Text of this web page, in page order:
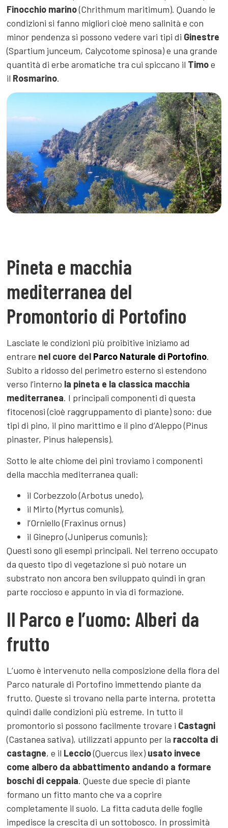
Finocchio marino(Chrithmum maritimum). Quando le
condizioni si fanno migliori cioè meno salinità e con
minor pendenza si possono vedere vari tipi di Ginestre
(Spartium junceum, Calycotome spinosa) e una grande
quantità di erbe aromatiche tra cui spiccano il Timoe
il Rosmarino.
Pineta e macchia
mediterranea del
Promontorio di Portofino
Lasciate le condizioni più proibitive iniziamo ad
entrare nel cuore del Parco Naturale di Portofino.
Subito a ridosso del perimetro esterno si estendono
verso l’interno la pineta e la classica macchia
mediterranea. I principali componenti di questa
fitocenosi (cioè raggruppamento di piante) sono: due
tipi di pino, il pino marittimo e il pino d’Aleppo (Pinus
pinaster, Pinus halepensis).
Sotto le alte chiome dei pini troviamo i componenti
della macchia mediterranea quali:
il Corbezzolo (Arbotus unedo),
il Mirto (Myrtus comunis),
l’Orniello (Fraxinus ornus)
il Ginepro (Juniperus comunis);
Questi sono gli esempi principali. Nel terreno occupato
da questo tipo di vegetazione si può notare un
substrato non ancora ben sviluppato quindi in gran
parte roccioso e appunto in via di formazione.
Il Parco e l’uomo: Alberi da
frutto
L’uomo è intervenuto nella composizione della flora del
Parco naturale di Portofino immettendo piante da
frutto. Queste si trovano nella parte interna, protetta
quindi dalle condizioni più estreme. In tutto il
promontorio si possono facilmente trovare i Castagni
(Castanea sativa), utilizzati appunto per la raccolta di
castagne, e il Leccio(Quercus ilex) usato invece
come albero da abbattimento andando a formare
boschi di ceppaia. Queste due specie di piante
formano un fitto manto che va a coprire
completamente il suolo. La fitta caduta delle foglie
impedisce la crescita di un sottobosco. In prossimità